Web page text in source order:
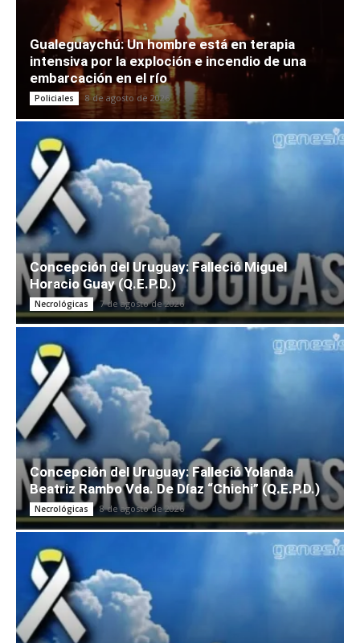
Gualeguaychú: Un hombre está en terapia
intensiva por la exploción e incendio de una
embarcación en el río
Policiales 8 de agosto de 2026
Concepción del Uruguay: Falleció Miguel
Horacio Guay (Q.E.P.D.)
Necrológicas 7 de agosto de 2026
Concepción del Uruguay: Falleció Yolanda
Beatriz Rambo Vda. De Díaz “Chichi” (Q.E.P.D.)
Necrológicas 8 de agosto de 2026